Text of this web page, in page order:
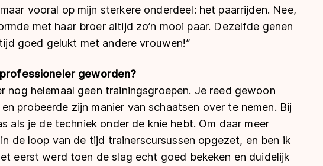
vooral op mijn sterkere onderdeel: het paarrijden. Nee,
met haar broer altijd zo’n mooi paar. Dezelfde genen
goed gelukt met andere vrouwen!”
geworden?
nog helemaal geen trainingsgroepen. Je reed gewoon
probeerde zijn manier van schaatsen over te nemen. Bij
als je de techniek onder de knie hebt. Om daar meer
de loop van de tijd trainerscursussen opgezet, en ben ik
eerst werd toen de slag echt goed bekeken en duidelijk